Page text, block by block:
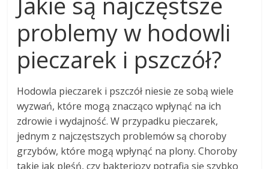
problemy w hodowli
pieczarek i pszczół?
Hodowla pieczarek i pszczół niesie ze sobą wiele
wyzwań, które mogą znacząco wpłynąć na ich
zdrowie i wydajność. W przypadku pieczarek,
jednym z najczęstszych problemów są choroby
grzybów, które mogą wpłynąć na plony. Choroby
takie jak pleśń, czy bakteriozy potrafią się szybko